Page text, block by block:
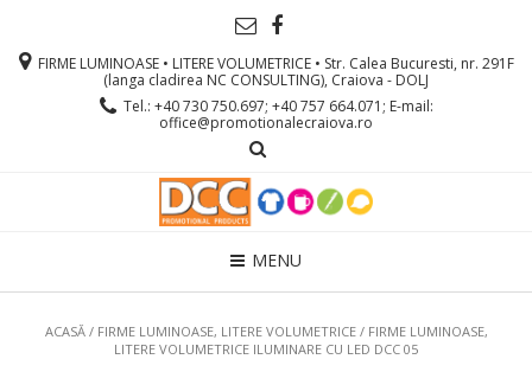
FIRME LUMINOASE • LITERE VOLUMETRICE • Str. Calea Bucuresti, nr. 291F
(langa cladirea NC CONSULTING), Craiova - DOLJ
Tel.: +40 730 750.697; +40 757 664.071; E-mail:
office@promotionalecraiova.ro
MENU
ACASĂ/ FIRME LUMINOASE, LITERE VOLUMETRICE/ FIRME LUMINOASE,
LITERE VOLUMETRICE ILUMINARE CU LED DCC 05